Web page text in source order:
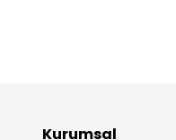
Kurumsal